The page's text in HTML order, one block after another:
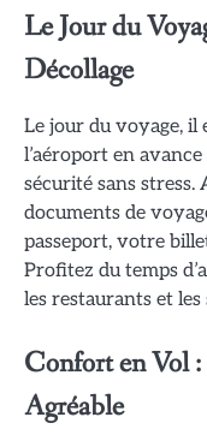
Le Jour du
Décollage
Le jour du voyage, il
l’aéroport en
sécurité sans stress.
documents de
passeport, votre
Profitez du temps
les restaurants et les
Confort en Vol
Agréable